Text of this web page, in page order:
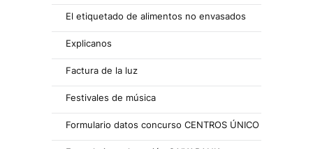
El etiquetado de alimentos no envasados
Explicanos
Factura de la luz
Festivales de música
Formulario datos concurso CENTROS ÚNICO